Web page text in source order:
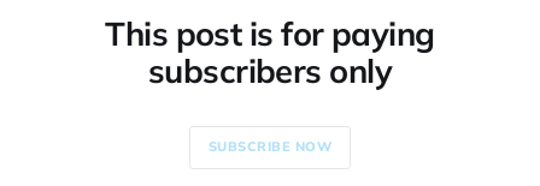
This post is for paying
subscribers only
SUBSCRIBE NOW